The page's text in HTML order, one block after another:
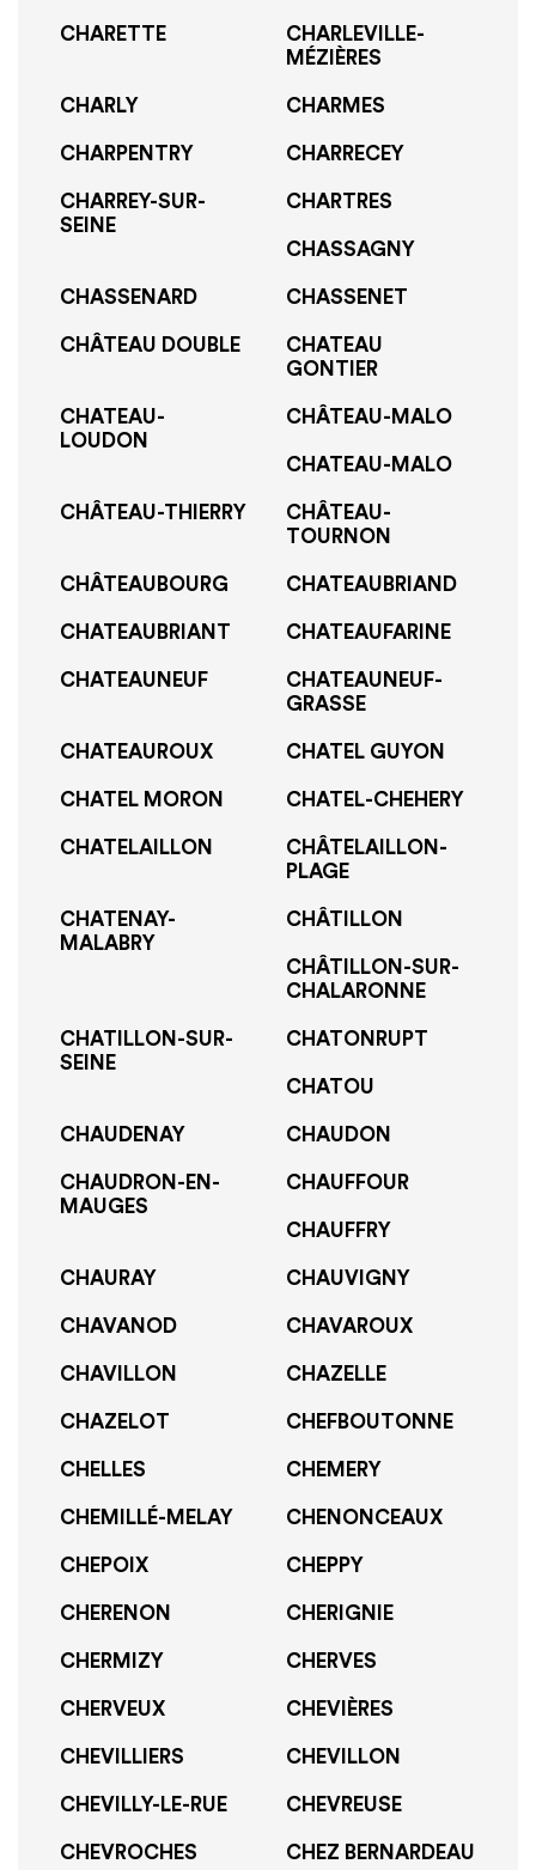
CHARETTE
CHARLEVILLE-
MÉZIÈRES
CHARLY CHARMES
CHARPENTRY CHARRECEY
CHARREY-SUR-
SEINE
CHARTRES
CHASSAGNY
CHASSENARD CHASSENET
CHÂTEAU DOUBLE
CHATEAU
GONTIER
CHATEAU-
LOUDON
CHÂTEAU-MALO
CHATEAU-MALO
CHÂTEAU-THIERRY
CHÂTEAU-
TOURNON
CHÂTEAUBOURG CHATEAUBRIAND
CHATEAUBRIANT CHATEAUFARINE
CHATEAUNEUF
CHATEAUNEUF-
GRASSE
CHATEAUROUX CHATEL GUYON
CHATEL MORON CHATEL-CHEHERY
CHATELAILLON
CHÂTELAILLON-
PLAGE
CHATENAY-
MALABRY
CHÂTILLON
CHÂTILLON-SUR-
CHALARONNE
CHATILLON-SUR-
SEINE
CHATONRUPT
CHATOU
CHAUDENAY CHAUDON
CHAUDRON-EN-
MAUGES
CHAUFFOUR
CHAUFFRY
CHAURAY CHAUVIGNY
CHAVANOD CHAVAROUX
CHAVILLON CHAZELLE
CHAZELOT CHEFBOUTONNE
CHELLES CHEMERY
CHEMILLÉ-MELAY CHENONCEAUX
CHEPOIX CHEPPY
CHERENON CHERIGNIE
CHERMIZY CHERVES
CHERVEUX CHEVIÈRES
CHEVILLIERS CHEVILLON
CHEVILLY-LE-RUE CHEVREUSE
CHEVROCHES CHEZ BERNARDEAU